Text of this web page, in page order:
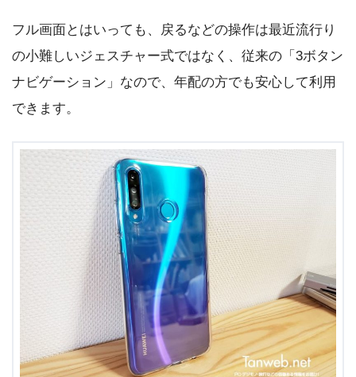
フル画面とはいっても、戻るなどの操作は最近流行り
の小難しいジェスチャー式ではなく、従来の「3ボタン
ナビゲーション」なので、年配の方でも安心して利用
できます。